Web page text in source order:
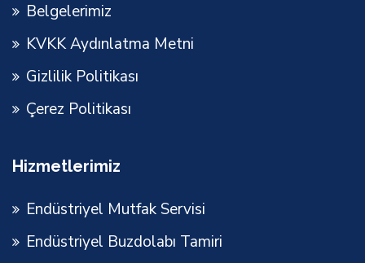
Belgelerimiz
KVKK Aydınlatma Metni
Gizlilik Politikası
Çerez Politikası
Hizmetlerimiz
Endüstriyel Mutfak Servisi
Endüstriyel Buzdolabı Tamiri